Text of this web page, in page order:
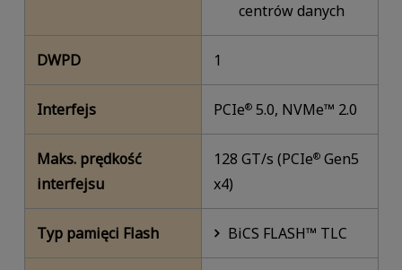
centrów danych
DWPD 1
Interfejs PCIe® 5.0, NVMe™ 2.0
Maks. prędkość
interfejsu
128 GT/s (PCIe® Gen5
x4)
Typ pamięci Flash BiCS FLASH™ TLC